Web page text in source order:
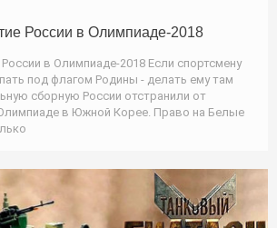
России в Олимпиаде-2018
России в Олимпиаде-2018 Если спортсмену
под флагом Родины - делать ему там
сборную России отстранили от
в Южной Корее. Право на Белые